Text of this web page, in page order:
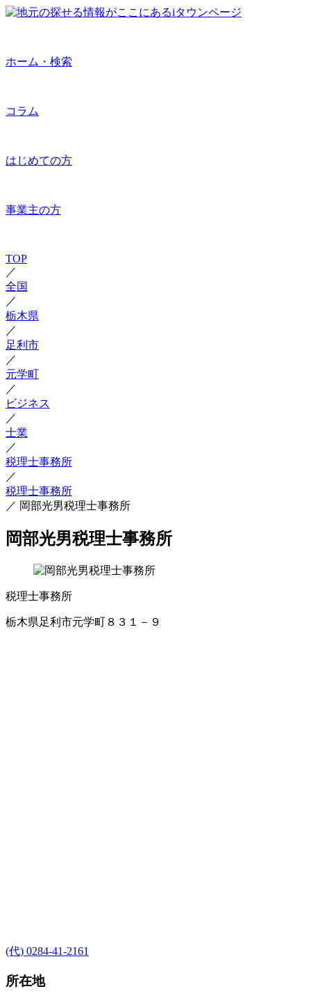
ホーム・検索
コラム
はじめての方
事業主の方
TOP
／
全国
／
栃木県
／
足利市
／
元学町
／
ビジネス
／
士業
／
税理士事務所
／
税理士事務所
／ 岡部光男税理士事務所
岡部光男税理士事務所
税理士事務所
栃木県足利市元学町８３１－９
(代) 0284-41-2161
所在地